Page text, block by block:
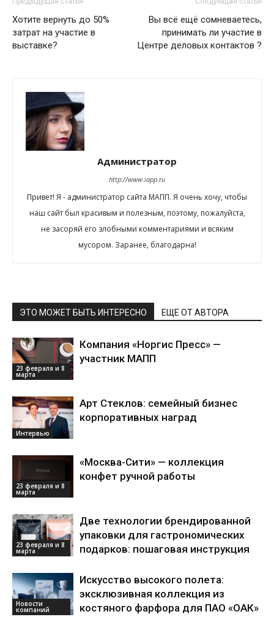
Хотите вернуть до 50%
затрат на участие в
выставке?
Вы всё ещё сомневаетесь,
принимать ли участие в
Центре деловых контактов ?
Администратор
http://www.iapp.ru
Привет! Я - администратор сайта МАПП. Я очень хочу, чтобы
наш сайт был красивым и полезным, поэтому, пожалуйста,
не засоряй его злобными комментариями и всяким
мусором. Заранее, благодарна!
ЭТО МОЖЕТ БЫТЬ ИНТЕРЕСНО ЕЩЕ ОТ АВТОРА
23 февраля и 8
марта
Компания «Норгис Пресс» —
участник МАПП
Интервью
Арт Стеклов: семейный бизнес
корпоративных наград
23 февраля и 8
марта
«Москва-Сити» — коллекция
конфет ручной работы
23 февраля и 8
марта
Две технологии брендированной
упаковки для гастрономических
подарков: пошаговая инструкция
Новости
компаний
Искусство высокого полета:
эксклюзивная коллекция из
костяного фарфора для ПАО «ОАК»